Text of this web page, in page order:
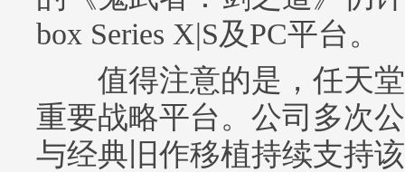
box Series X|S及PC平台。
值得注意的是，任天堂
重要战略平台。公司多次
与经典旧作移植持续支持